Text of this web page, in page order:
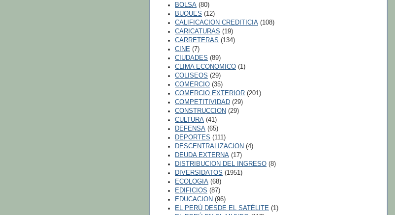
BOLSA (80)
BUQUES (12)
CALIFICACION CREDITICIA (108)
CARICATURAS (19)
CARRETERAS (134)
CINE (7)
CIUDADES (89)
CLIMA ECONOMICO (1)
COLISEOS (29)
COMERCIO (35)
COMERCIO EXTERIOR (201)
COMPETITIVIDAD (29)
CONSTRUCCION (29)
CULTURA (41)
DEFENSA (65)
DEPORTES (111)
DESCENTRALIZACION (4)
DEUDA EXTERNA (17)
DISTRIBUCION DEL INGRESO (8)
DIVERSIDATOS (1951)
ECOLOGIA (68)
EDIFICIOS (87)
EDUCACION (96)
EL PERÚ DESDE EL SATÉLITE (1)